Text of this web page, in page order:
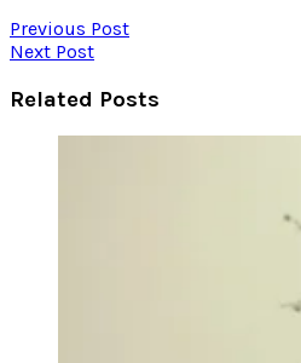
Previous Post
Next Post
Related Posts